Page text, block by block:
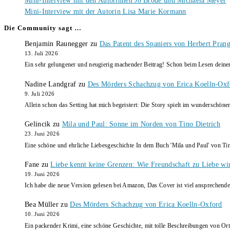
Mini-Interview mit der Autorin Lisa Marie Kormann
Die Community sagt …
Benjamin Raunegger zu Das Patent des Spaniers von Herbert
13. Juli 2026
Ein sehr gelungener und neugierig machender Beitrag! Schon beim Lesen
Nadine Landgraf zu Des Mörders Schachzug von Erica Koelln-
9. Juli 2026
Allein schon das Setting hat mich begeistert: Die Story spielt im
Gelincik zu Mila und Paul: Sonne im Norden von Tino Dietrich
23. Juni 2026
Eine schöne und ehrliche Liebesgeschichte In dem Buch 'Mila und Paul' von
Fane zuLiebe kennt keine Grenzen: Wie Freundschaft zu Liebe
19. Juni 2026
Ich habe die neue Version gelesen bei Amazon, Das Cover ist viel
Bea Müller zuDes Mörders Schachzug von Erica Koelln-Oxford
10. Juni 2026
Ein packender Krimi, eine schöne Geschichte, mit tolle Beschreibungen von